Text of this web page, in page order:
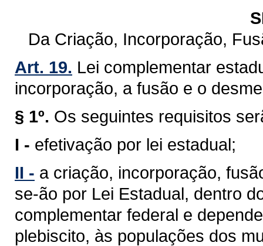
Da Criação, Incorporação,
Art. 19. Lei complementar
incorporação, a fusão e o
§ 1º. Os seguintes requisitos
I - efetivação por lei estadual;
II - a criação, incorporação,
se-ão por Lei Estadual, dentro
complementar federal e
plebiscito, às populações dos